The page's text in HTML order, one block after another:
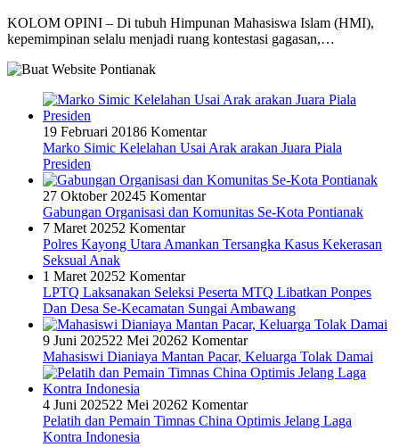
KOLOM OPINI – Di tubuh Himpunan Mahasiswa Islam (HMI),
kepemimpinan selalu menjadi ruang kontestasi gagasan,…
19 Februari 20186 Komentar
Marko Simic Kelelahan Usai Arak arakan Juara Piala
Presiden
27 Oktober 20245 Komentar
Gabungan Organisasi dan Komunitas Se-Kota Pontianak
7 Maret 20252 Komentar
Polres Kayong Utara Amankan Tersangka Kasus Kekerasan
Seksual Anak
1 Maret 20252 Komentar
LPTQ Laksanakan Seleksi Peserta MTQ Libatkan Ponpes
Dan Desa Se-Kecamatan Sungai Ambawang
9 Juni 202522 Mei 20262 Komentar
Mahasiswi Dianiaya Mantan Pacar, Keluarga Tolak Damai
4 Juni 202522 Mei 20262 Komentar
Pelatih dan Pemain Timnas China Optimis Jelang Laga
Kontra Indonesia